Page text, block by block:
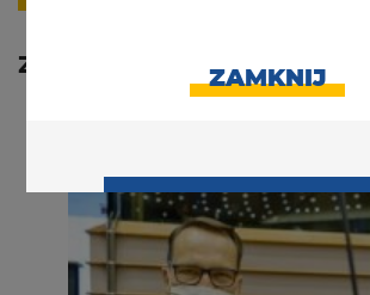
Zamach PiS na polską naukę
ZAMKNIJ